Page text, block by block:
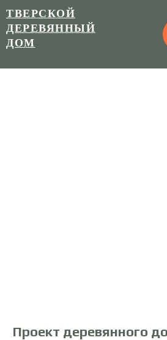
ТВЕРСКОЙ
ДЕРЕВЯННЫЙ
ДОМ
Проект деревянного